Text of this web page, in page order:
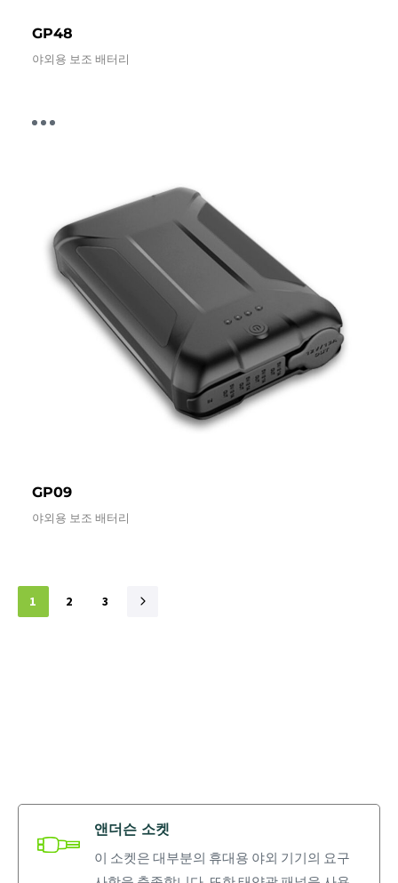
GP48
야외용 보조 배터리
GP09
야외용 보조 배터리
1 2 3
앤더슨 소켓
이 소켓은 대부분의 휴대용 야외 기기의 요구